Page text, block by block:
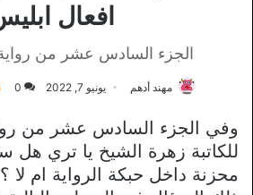
افعال
الجزء السادس عشر من
مهند أدهم يونيو 7, 2022 0
وفي الجزء السادس عشر من
للكاتبة زهرة الشيخ يا تري هل
محزنة داخل حبكة الرواية ام لا